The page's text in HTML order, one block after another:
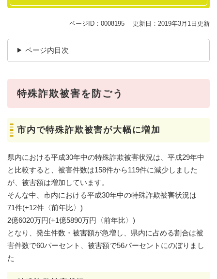
ページID：0008195 更新日：2019年3月1日更新
ページ内目次
特殊詐欺被害を防ごう
市内で特殊詐欺被害が大幅に増加
県内における平成30年中の特殊詐欺被害状況は、平成29年中
と比較すると、被害件数は158件から119件に減少しました
が、被害額は増加しています。
そんな中、市内における平成30年中の特殊詐欺被害状況は
71件(+12件〈前年比〉)
2億6020万円(+1億5890万円〈前年比〉)
となり、発生件数・被害額が急増し、県内に占める割合は被
害件数で60パーセント、被害額で56パーセントにのぼりまし
た